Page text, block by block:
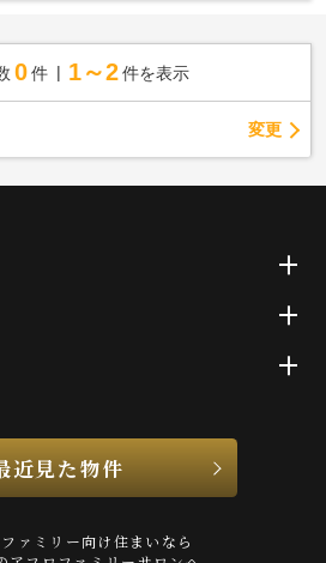
0 件 1～2 件を表示
変更
近見た物件
ァミリー向け住まいなら